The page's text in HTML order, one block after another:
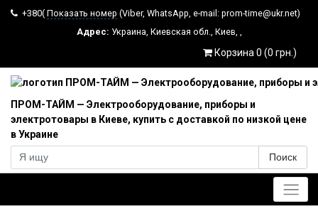
+380( Показать номер (Viber, WhatsApp, e-mail: prom-time@ukr.net)
Адрес: Украина, Киевская обл., Киев, ,
Корзина 0 (0 грн.)
ПРОМ-ТАЙМ — Электрооборудование, приборы и
электротовары в Киеве, купить с доставкой по низкой цене
в Украине
Поиск